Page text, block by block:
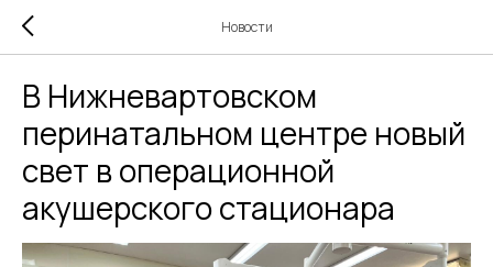
Новости
В Нижневартовском
перинатальном центре новый
свет в операционной
акушерского стационара